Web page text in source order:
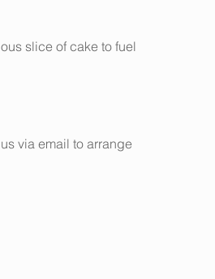
slice of cake to fuel
via email to arrange